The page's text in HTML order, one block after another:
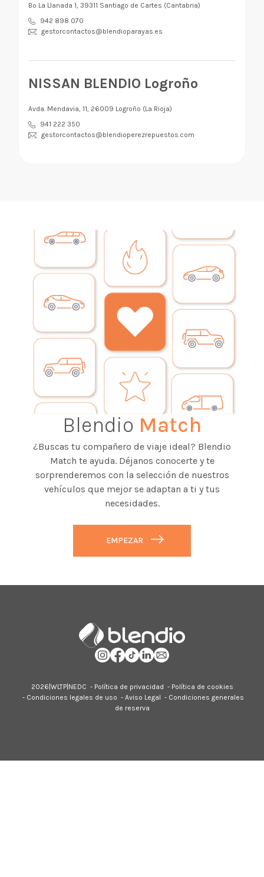
Bº La Llanada 1, 39311 Santiago de Cartes (Cantabria)
942 898 070
gestorcontactos@blendioparayas.es
NISSAN BLENDIO Logroño
Avda. Mendavia, 11, 26009 Logroño (La Rioja)
941 222 350
gestorcontactos@blendioperezrepuestos.com
Blendio Match
¿Buscas tu compañero de viaje ideal? Blendio
Match te ayuda. Déjanos conocerte y te
sorprenderemos con la selección de nuestros
vehículos que mejor se adaptan a ti y tus
necesidades.
EMPEZAR
2026| WLTP| NEDC - Política de privacidad - Política de cookies
- Condiciones legales de uso - Aviso Legal - Condiciones generales
de reserva